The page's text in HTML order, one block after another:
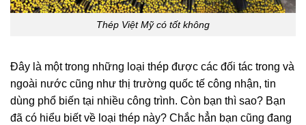
Thép Việt Mỹ có tốt không
Đây là một trong những loại thép được các đối tác trong và
ngoài nước cũng như thị trường quốc tế công nhận, tin
dùng phổ biến tại nhiều công trình. Còn bạn thì sao? Bạn
đã có hiểu biết về loại thép này? Chắc hẳn bạn cũng đang